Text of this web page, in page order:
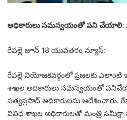
అధికారులు సమన్వయంతో పని చేయాలి:
రేపల్లె జూన్ 18 యువతరం న్యూస్:
రేపల్లె నియోజకవర్గంలో ప్రజలకు ఎలాంటి
శాఖల అధికారులు సమన్వయంతో
సత్యప్రసాద్ అధికారులను ఆదేశించారు.
వివిధ శాఖల అధికారులతో మంత్రి